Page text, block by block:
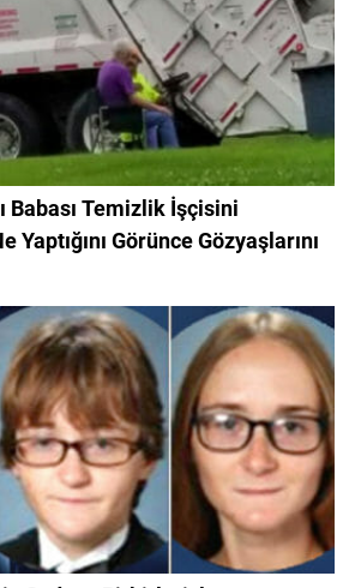
Babası Temizlik İşçisini
Yaptığını Görünce Gözyaşlarını